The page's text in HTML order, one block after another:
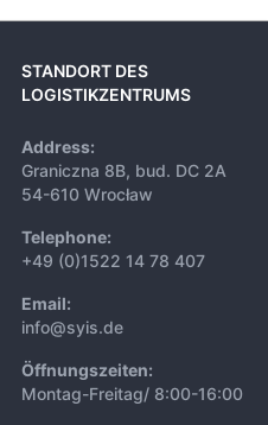
STANDORT DES
LOGISTIKZENTRUMS
Address:
Graniczna 8B, bud. DC 2A
54-610 Wrocław
Telephone:
+49 (0)1522 14 78 407
Email:
info@syis.de
Öffnungszeiten:
Montag-Freitag/ 8:00-16:00